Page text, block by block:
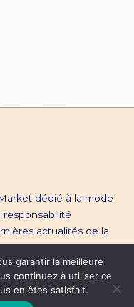
dédié à la mode
actualités de la
de la seconde main,
Découvrez notre site
de seconde
Homme et Enfant.
garantir la meilleure
continuez à utiliser ce
en êtes satisfait.